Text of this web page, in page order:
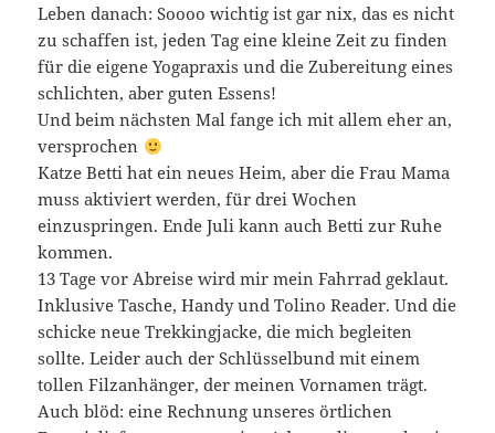
Leben danach: Soooo wichtig ist gar nix, das es nicht
zu schaffen ist, jeden Tag eine kleine Zeit zu finden
für die eigene Yogapraxis und die Zubereitung eines
schlichten, aber guten Essens!
Und beim nächsten Mal fange ich mit allem eher an,
versprochen
Katze Betti hat ein neues Heim, aber die Frau Mama
muss aktiviert werden, für drei Wochen
einzuspringen. Ende Juli kann auch Betti zur Ruhe
kommen.
13 Tage vor Abreise wird mir mein Fahrrad geklaut.
Inklusive Tasche, Handy und Tolino Reader. Und die
schicke neue Trekkingjacke, die mich begleiten
sollte. Leider auch der Schlüsselbund mit einem
tollen Filzanhänger, der meinen Vornamen trägt.
Auch blöd: eine Rechnung unseres örtlichen